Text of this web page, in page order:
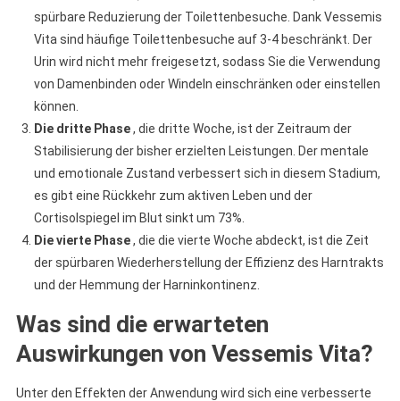
spürbare Reduzierung der Toilettenbesuche. Dank Vessemis
Vita sind häufige Toilettenbesuche auf 3-4 beschränkt. Der
Urin wird nicht mehr freigesetzt, sodass Sie die Verwendung
von Damenbinden oder Windeln einschränken oder einstellen
können.
Die dritte Phase, die dritte Woche, ist der Zeitraum der
Stabilisierung der bisher erzielten Leistungen. Der mentale
und emotionale Zustand verbessert sich in diesem Stadium,
es gibt eine Rückkehr zum aktiven Leben und der
Cortisolspiegel im Blut sinkt um 73%.
Die vierte Phase, die die vierte Woche abdeckt, ist die Zeit
der spürbaren Wiederherstellung der Effizienz des Harntrakts
und der Hemmung der Harninkontinenz.
Was sind die erwarteten
Auswirkungen von Vessemis Vita?
Unter den Effekten der Anwendung wird sich eine verbesserte